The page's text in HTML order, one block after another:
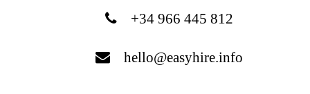
+34 966 445 812
hello@easyhire.info